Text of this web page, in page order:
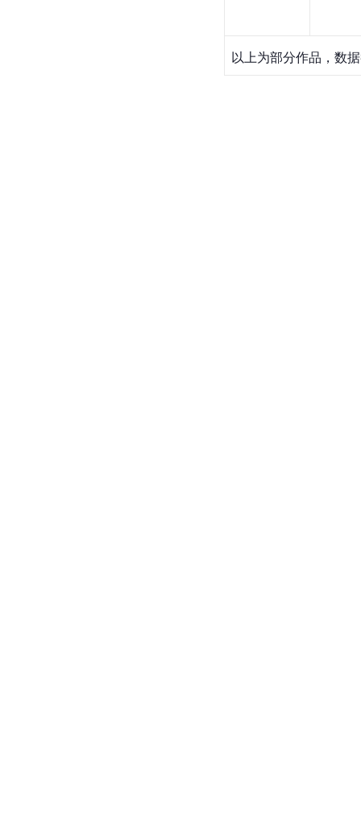
以上为部分作品，数